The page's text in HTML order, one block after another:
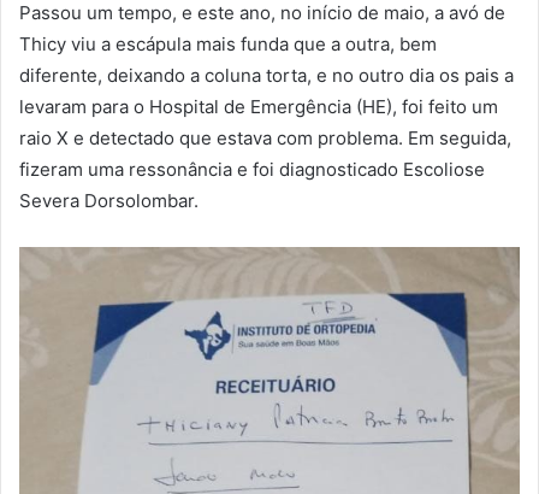
Passou um tempo, e este ano, no início de maio, a avó de
Thicy viu a escápula mais funda que a outra, bem
diferente, deixando a coluna torta, e no outro dia os pais a
levaram para o Hospital de Emergência (HE), foi feito um
raio X e detectado que estava com problema. Em seguida,
fizeram uma ressonância e foi diagnosticado Escoliose
Severa Dorsolombar.